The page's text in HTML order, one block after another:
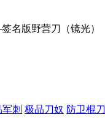
名版野营刀（镜光）
刺 极品刀奴 防卫棍刀